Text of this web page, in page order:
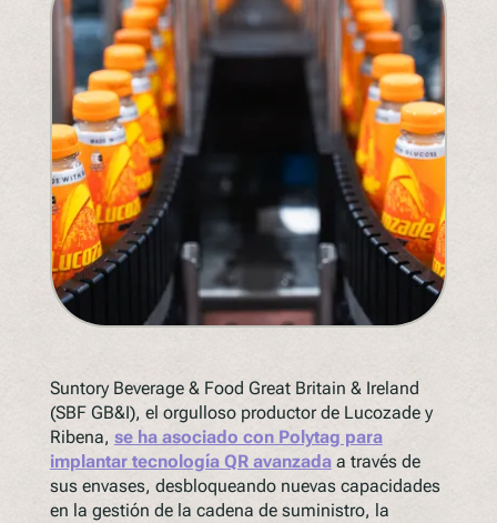
One Water
Entender la próxima legislación
PPWR
SB54
EPR
ESPR
Contacto
Conozca al equipo
Premios
QR al cuadrado de Polytag
Suntory Beverage & Food Great Britain & Ireland
(SBF GB&I), el orgulloso productor de Lucozade y
Ribena, se ha asociado con Polytag para
implantar tecnología QR avanzadaa través de
sus envases, desbloqueando nuevas capacidades
en la gestión de la cadena de suministro, la